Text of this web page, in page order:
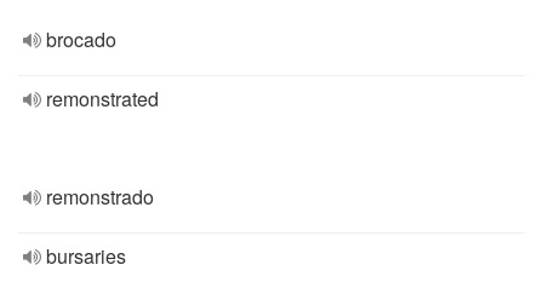
brocado
remonstrated
remonstrado
bursaries